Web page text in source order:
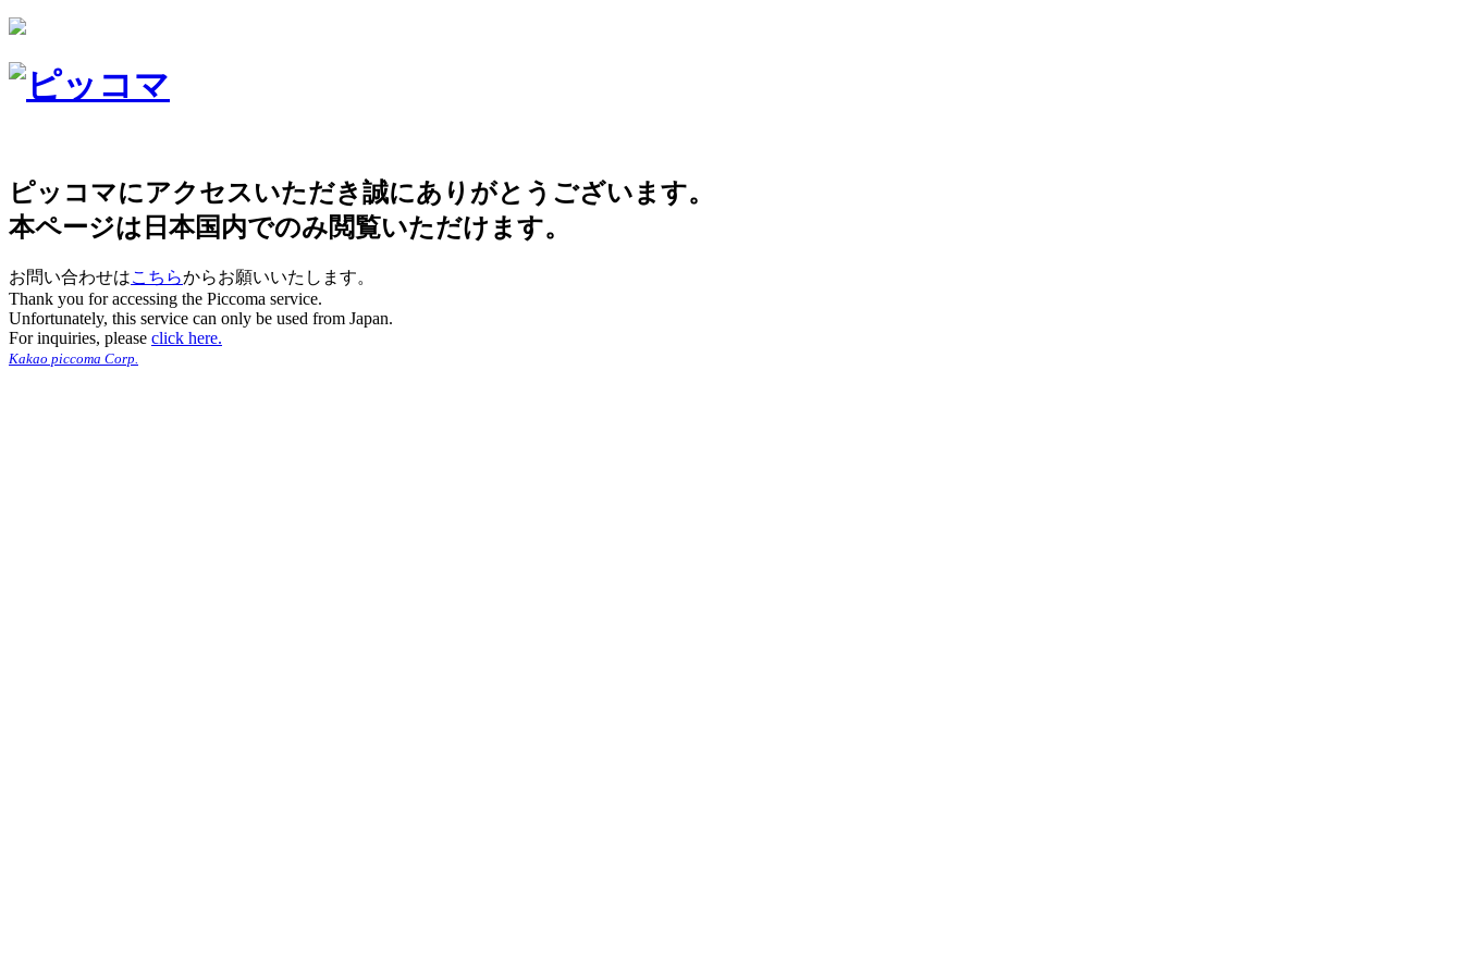
ピッコマにアクセスいただき誠にありがとうございます。
本ページは日本国内でのみ閲覧いただけます。
お問い合わせはこちらからお願いいたします。
Thank you for accessing the Piccoma service.
Unfortunately, this service can only be used from Japan.
For inquiries, please click here.
Kakao piccoma Corp.